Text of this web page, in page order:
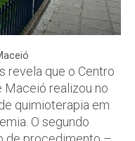
revela que o Centro
Maceió realizou no
quimioterapia em
O segundo